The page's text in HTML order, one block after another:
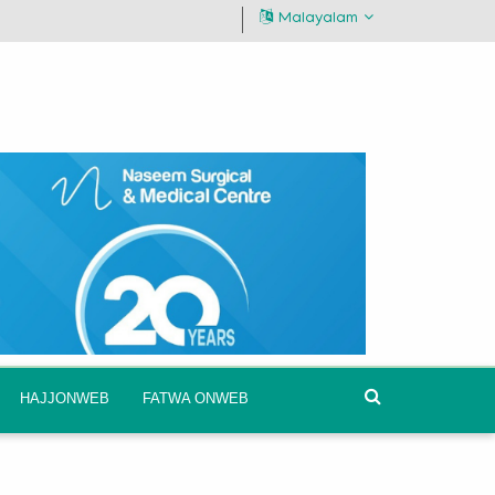
Malayalam
HAJJONWEB FATWA ONWEB